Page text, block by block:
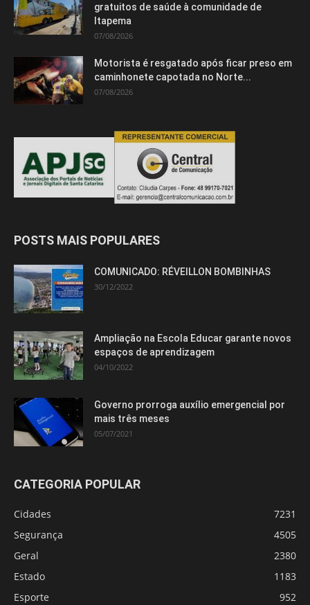
gratuitos de saúde à comunidade de
Itapema
07/08/2026
Motorista é resgatado após ficar preso em
caminhonete capotada no Norte...
07/08/2026
POSTS MAIS POPULARES
COMUNICADO: RÉVEILLON BOMBINHAS
30/12/2022
Ampliação na Escola Educar garante novos
espaços de aprendizagem
04/10/2022
Governo prorroga auxílio emergencial por
mais três meses
05/07/2021
CATEGORIA POPULAR
Cidades
7231
Segurança
4505
Geral
2380
Estado
1183
Esporte
952